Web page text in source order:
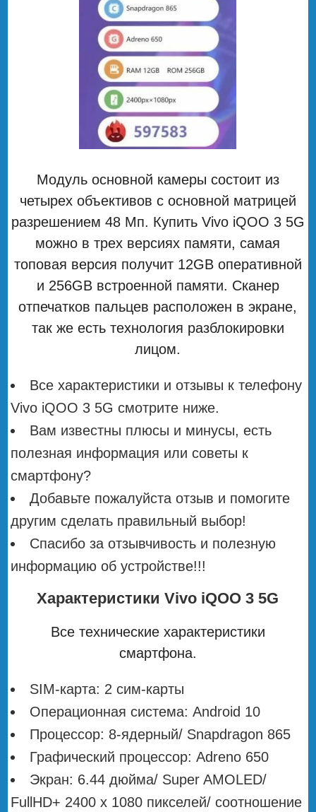
Модуль основной камеры состоит из
четырех объективов с основной матрицей
разрешением 48 Мп. Купить Vivo iQOO 3 5G
можно в трех версиях памяти, самая
топовая версия получит 12GB оперативной
и 256GB встроенной памяти. Сканер
отпечатков пальцев расположен в экране,
так же есть технология разблокировки
лицом.
Все характеристики и отзывы к телефону
Vivo iQOO 3 5G смотрите ниже.
Вам известны плюсы и минусы, есть
полезная информация или советы к
смартфону?
Добавьте пожалуйста отзыв и помогите
другим сделать правильный выбор!
Спасибо за отзывчивость и полезную
информацию об устройстве!!!
Характеристики Vivo iQOO 3 5G
Все технические характеристики
смартфона.
SIM-карта: 2 сим-карты
Операционная система: Android 10
Процессор: 8-ядерный/ Snapdragon 865
Графический процессор: Adreno 650
Экран: 6.44 дюйма/ Super AMOLED/
FullHD+ 2400 х 1080 пикселей/ соотношение